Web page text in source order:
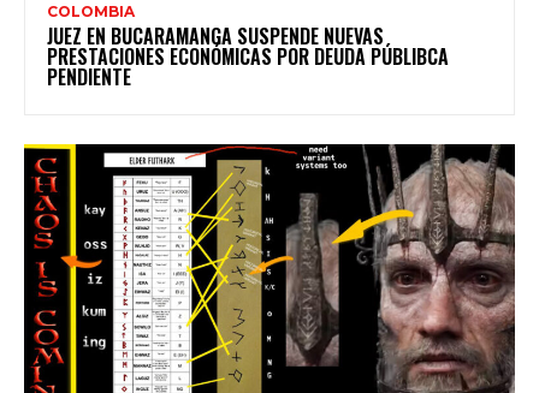
COLOMBIA
JUEZ EN BUCARAMANGA SUSPENDE NUEVAS
PRESTACIONES ECONÓMICAS POR DEUDA PÚBLIBCA
PENDIENTE